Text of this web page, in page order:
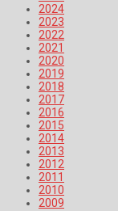
2024
2023
2022
2021
2020
2019
2018
2017
2016
2015
2014
2013
2012
2011
2010
2009